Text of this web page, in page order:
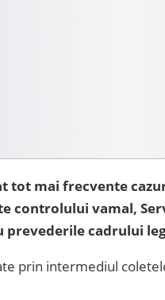
tot mai frecvente
controlului vamal,
cadrului
prin intermediul